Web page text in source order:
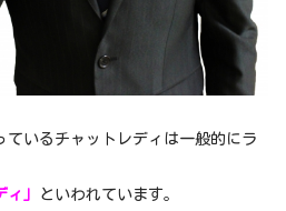
ているチャットレディは一般的にラ
ィ」 といわれています。